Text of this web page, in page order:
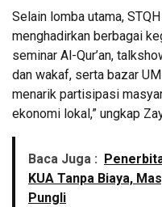
Selain lomba utama,
menghadirkan berbagai
seminar Al-Qur’an,
dan wakaf, serta bazar
menarik partisipasi
ekonomi lokal,” ungkap
Baca Juga :
KUA Tanpa Biaya,
Pungli